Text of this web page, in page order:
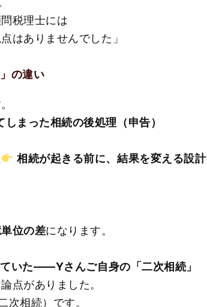
税理士には
はありませんでした」
の違い
しまった相続の後処理（申告）
相続が起きる前に、結果を変える設計
位の差になります。
いた――Yさんご自身の「二次相続」
点がありました。
次相続）です。